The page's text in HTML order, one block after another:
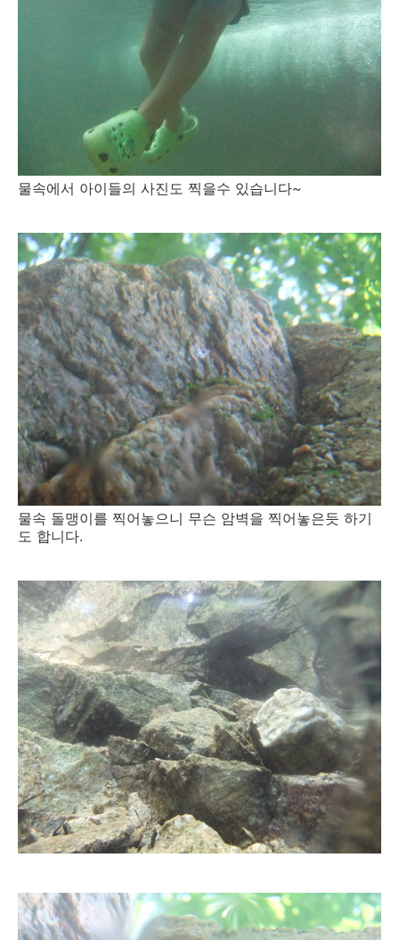
물속에서 아이들의 사진도 찍을수 있습니다~
물속 돌맹이를 찍어놓으니 무슨 암벽을 찍어놓은듯 하기
도 합니다.